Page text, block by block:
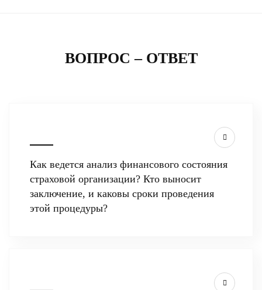
ВОПРОС – ОТВЕТ
Как ведется анализ финансового состояния
страховой организации? Кто выносит
заключение, и каковы сроки проведения
этой процедуры?